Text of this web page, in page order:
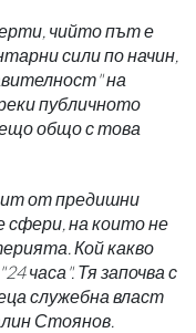
чийто път е
сили по начин,
на
публичното
общо с това
от предишни
сфери, на които не
Кой какво
часа". Тя започва с
служебна власт
Стоянов.